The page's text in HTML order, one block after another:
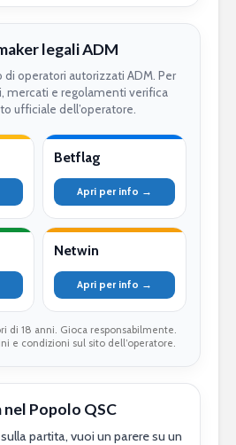
legali ADM
operatori autorizzati ADM. Per
mercati e regolamenti verifica
ufficiale dell’operatore.
Betflag
Apri per info →
Netwin
Apri per info →
di 18 anni. Gioca responsabilmente.
e condizioni sul sito dell’operatore.
nel Popolo QSC
partita, vuoi un parere su un